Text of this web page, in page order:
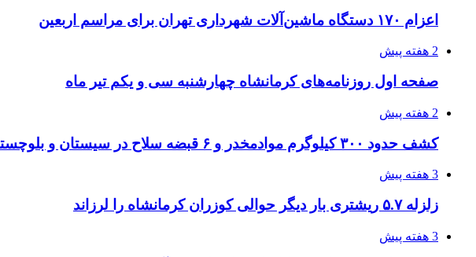
اعزام ۱۷۰ دستگاه ماشین‌آلات شهرداری تهران برای مراسم اربعین
2 هفته پیش
صفحه اول روزنامه‌های کرمانشاه چهارشنبه سی و یکم تیر ماه
2 هفته پیش
کشف حدود ۳۰۰ کیلوگرم موادمخدر و ۶ قبضه سلاح در سیستان و بلوچستان
3 هفته پیش
زلزله ۵.۷ ریشتری بار دیگر حوالی کوزران کرمانشاه را لرزاند
3 هفته پیش